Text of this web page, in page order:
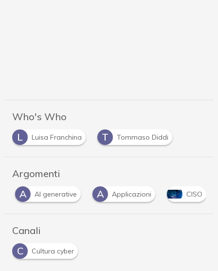
Who's Who
L
Luisa Franchina T Tommaso Diddi
Argomenti
A
AI generative A Applicazioni CISO
Canali
C
Cultura cyber